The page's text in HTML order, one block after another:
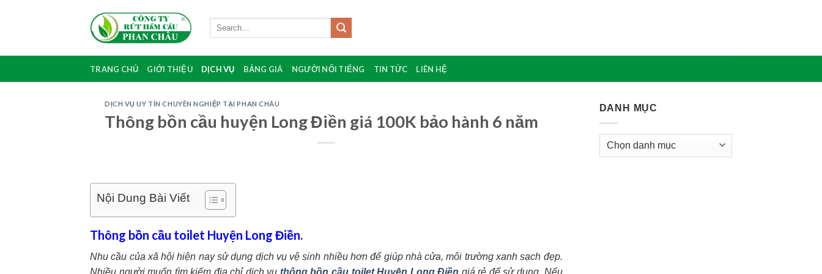
TRANG CHỦ GIỚI THIỆU DỊCH VỤ BẢNG GIÁ NGƯỜI NỔI TIẾNG TIN TỨC LIÊN HỆ
DỊCH VỤ UY TÍN CHUYÊN NGHIỆP TẠI PHAN CHÂU
Thông bồn cầu huyện Long Điền‎ giá 100K bảo hành 6 năm
Nội Dung Bài Viết
Thông bồn cầu toilet Huyện Long Điền.
Nhu cầu của xã hội hiện nay sử dụng dịch vụ vệ sinh nhiều hơn để giúp nhà cửa, môi trường xanh sạch đẹp.
Nhiều người muốn tìm kiếm địa chỉ dịch vụ thông bồn cầu toilet Huyện Long Điền giá rẻ để sử dụng. Nếu
DANH MỤC
Danh